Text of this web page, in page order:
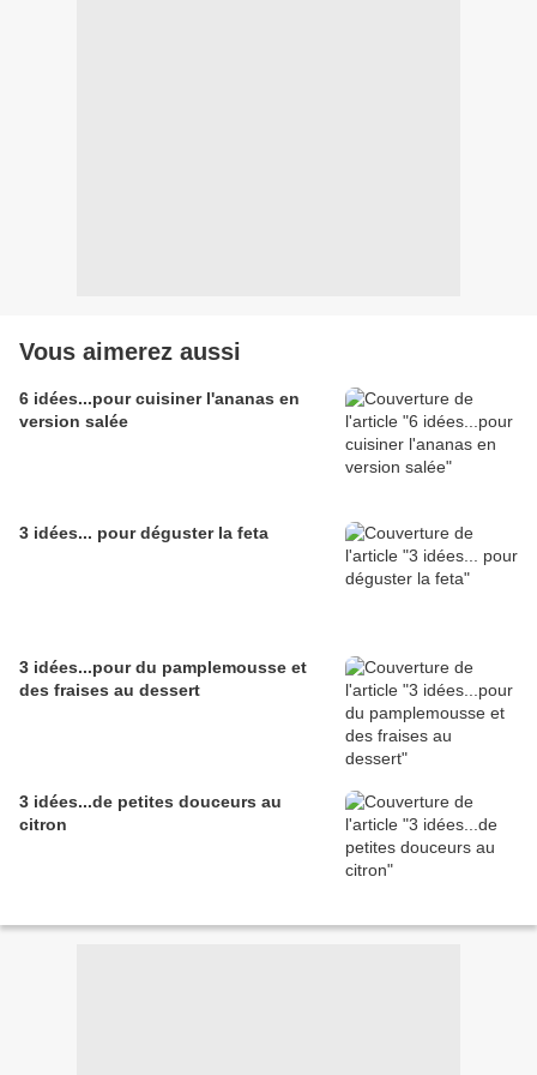
Vous aimerez aussi
6 idées...pour cuisiner l'ananas en
version salée
3 idées... pour déguster la feta
3 idées...pour du pamplemousse et
des fraises au dessert
3 idées...de petites douceurs au
citron